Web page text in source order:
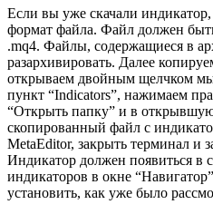
Если вы уже скачали
формат файла. Файл должен
.mq4. Файлы, содержащиеся в
разархивировать. Далее
открываем двойным щелчком
пункт “Indicators”, нажимаем
“Открыть папку” и в
скопированный файл с
MetaEditor, закрыть терминал и
Индикатор должен появиться в
индикаторов в окне
установить, как уже было